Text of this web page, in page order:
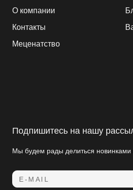
Подпишитесь на нашу
Мы будем рады делиться новинками
E-MAIL
О компании
Контакты
Меценатство